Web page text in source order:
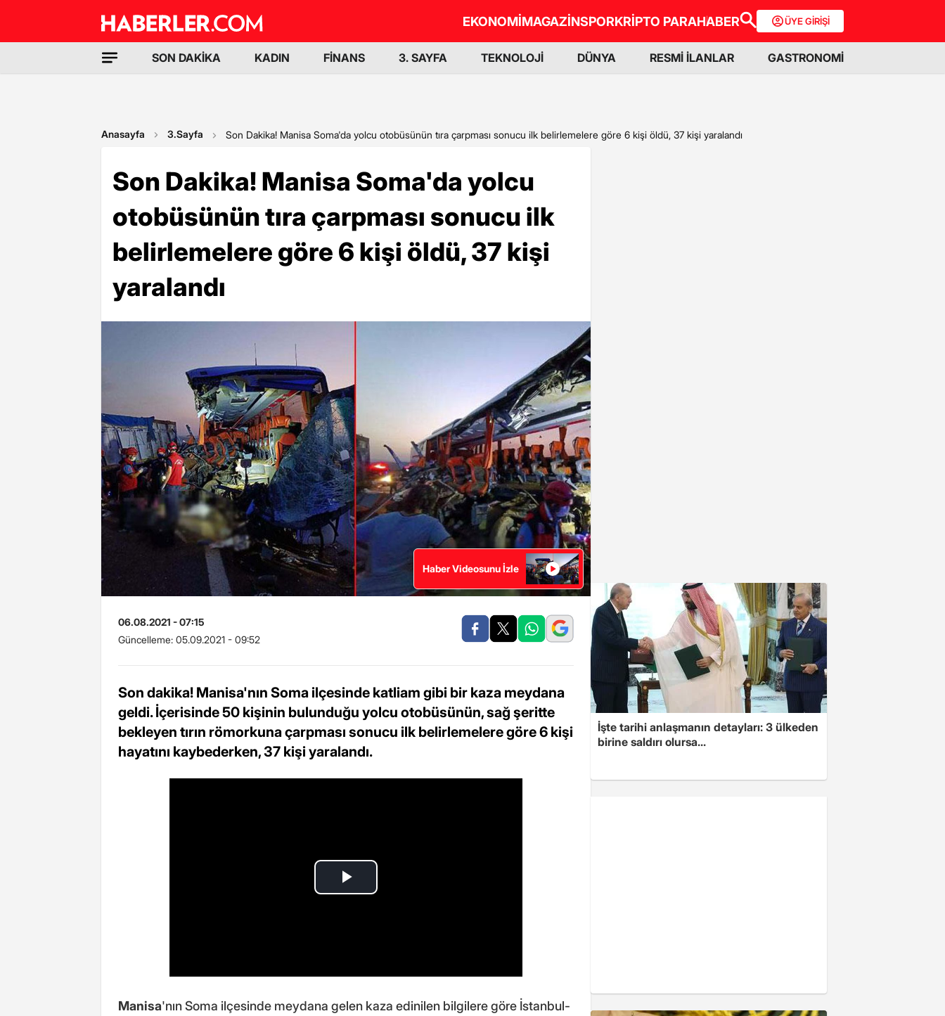
EKONOMİMAGAZİNSPORKRİPTO PARAHABER ÜYE GİRİŞİ
SON DAKİKA KADIN FİNANS 3. SAYFA TEKNOLOJİ DÜNYA RESMİ İLANLAR GASTRONOMİ
Anasayfa 3.Sayfa Son Dakika! Manisa Soma'da yolcu otobüsünün tıra çarpması sonucu ilk belirlemelere göre 6 kişi öldü, 37 kişi yaralandı
Son Dakika! Manisa Soma'da yolcu
otobüsünün tıra çarpması sonucu ilk
belirlemelere göre 6 kişi öldü, 37 kişi
yaralandı
Haber Videosunu İzle
06.08.2021 - 07:15
Güncelleme: 05.09.2021 - 09:52
Son dakika! Manisa'nın Soma ilçesinde katliam gibi bir kaza meydana
geldi. İçerisinde 50 kişinin bulunduğu yolcu otobüsünün, sağ şeritte
bekleyen tırın römorkuna çarpması sonucu ilk belirlemelere göre 6 kişi
hayatını kaybederken, 37 kişi yaralandı.
Manisa'nın Soma ilçesinde meydana gelen kaza edinilen bilgilere göre İstanbul-
İşte tarihi anlaşmanın detayları: 3 ülkeden
birine saldırı olursa...